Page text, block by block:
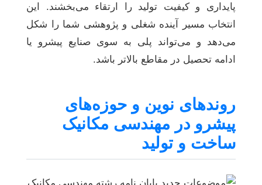
پایداری و کیفیت تولید را ارتقاء می‌بخشند. این
انتخاب مسیر آینده شغلی و پژوهشی شما را شکل
می‌دهد و می‌تواند پلی به سوی صنایع پیشرو یا
ادامه تحصیل در مقاطع بالاتر باشد.
روندهای نوین و حوزه‌های
پیشرو در مهندسی مکانیک
ساخت و تولید